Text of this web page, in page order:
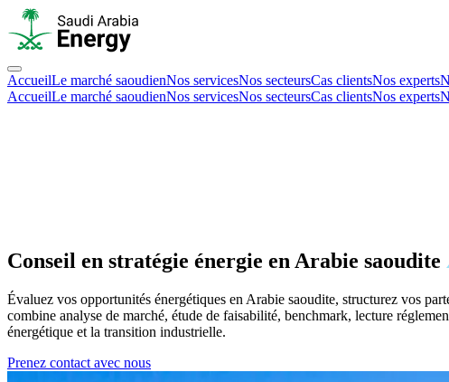
AccueilLe marché saoudienNos servicesNos secteursCas clientsNos experts
AccueilLe marché saoudienNos servicesNos secteursCas clientsNos experts
Conseil en stratégie énergie en Arabie saoudite
Évaluez vos opportunités énergétiques en Arabie saoudite, structurez vos
combine analyse de marché, étude de faisabilité, benchmark, lecture
énergétique et la transition industrielle.
Prenez contact avec nous